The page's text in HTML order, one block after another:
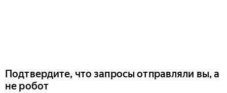
Подтвердите, что запросы отправляли вы, а
не робот